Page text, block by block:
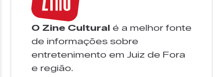
O Zine Cultural é a melhor fonte
de informações sobre
entretenimento em Juiz de Fora
e região.